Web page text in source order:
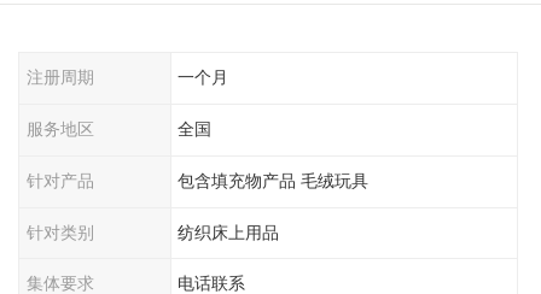
注册周期 一个月
服务地区 全国
针对产品 包含填充物产品 毛绒玩具
针对类别 纺织床上用品
集体要求 电话联系